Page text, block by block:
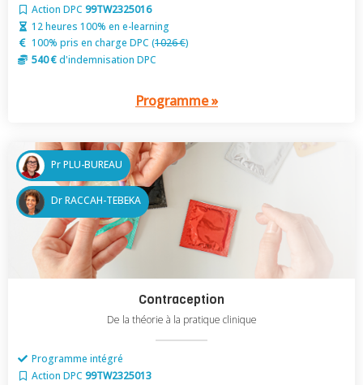
Action DPC 99TW2325016
12 heures 100% en e-learning
100% pris en charge DPC (1026 €)
540 €d'indemnisation DPC
Programme »
Pr PLU-BUREAU
Dr RACCAH-TEBEKA
Contraception
De la théorie à la pratique clinique
Programme intégré
Action DPC 99TW2325013